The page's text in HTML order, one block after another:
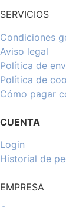
SERVICIOS
Condiciones
Aviso legal
Política de
Política de
Cómo pagar
CUENTA
Login
Historial de
EMPRESA